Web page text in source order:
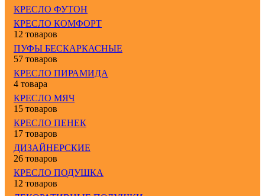
КРЕСЛО ФУТОН
КРЕСЛО КОМФОРТ
12 товаров
ПУФЫ БЕСКАРКАСНЫЕ
57 товаров
КРЕСЛО ПИРАМИДА
4 товара
КРЕСЛО МЯЧ
15 товаров
КРЕСЛО ПЕНЕК
17 товаров
ДИЗАЙНЕРСКИЕ
26 товаров
КРЕСЛО ПОДУШКА
12 товаров